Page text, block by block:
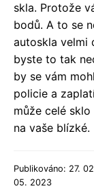
skla. Protože
bodů. A to se
autoskla velmi
byste to tak
by se vám
policie a
může celé
na vaše blízké.
Publikováno: 27.
05. 2023